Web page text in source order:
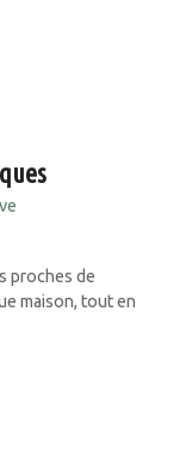
proches de
maison, tout en